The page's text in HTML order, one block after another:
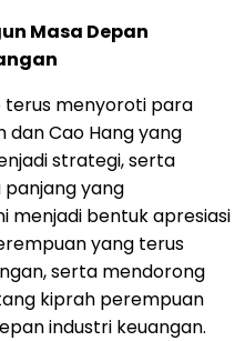
Masa Depan
terus menyoroti para
dan Cao Hang yang
strategi, serta
panjang yang
menjadi bentuk apresiasi
yang terus
serta mendorong
kiprah perempuan
industri keuangan.